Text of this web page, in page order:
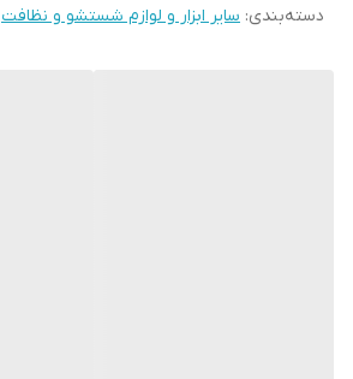
دسته‌بندی: سایر ابزار و لوازم شستشو و نظافت